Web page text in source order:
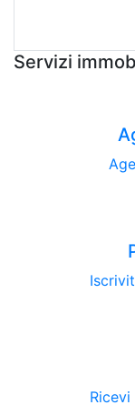
Servizi